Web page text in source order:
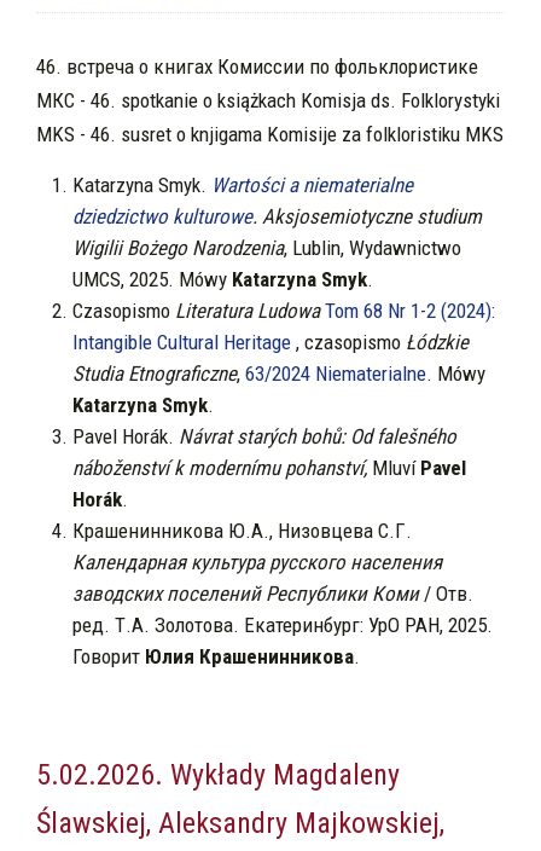
46. встреча о книгах Комиссии по фольклористике
МКС - 46. spotkanie o książkach Komisja ds. Folklorystyki
MKS - 46. susret o knjigama Komisije za folkloristiku MKS
Katarzyna Smyk. Wartości a niematerialne
dziedzictwo kulturowe. Aksjosemiotyczne studium
Wigilii Bożego Narodzenia, Lublin, Wydawnictwo
UMCS, 2025. Mówy Katarzyna Smyk.
Czasopismo Literatura LudowaTom 68 Nr 1-2 (2024):
Intangible Cultural Heritage , czasopismo Łódzkie
Studia Etnograficzne, 63/2024 Niematerialne. Mówy
Katarzyna Smyk.
Pavel Horák. Návrat starých bohů: Od falešného
náboženství k modernímu pohanství, Mluví Pavel
Horák.
Крашенинникова Ю.А., Низовцева С.Г.
Календарная культура русского населения
заводских поселений Республики Коми/ Отв.
ред. Т.А. Золотова. Екатеринбург: УрО РАН, 2025.
Говорит Юлия Крашенинникова.
5.02.2026. Wykłady Magdaleny
Ślawskiej, Aleksandry Majkowskiej,